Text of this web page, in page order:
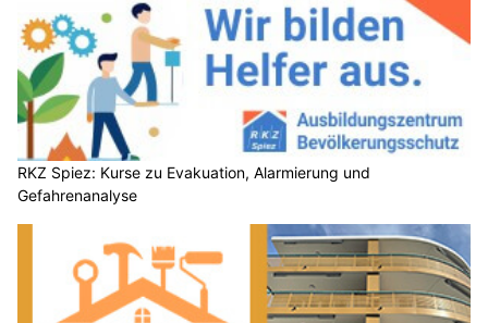
RKZ Spiez: Kurse zu Evakuation, Alarmierung und
Gefahrenanalyse